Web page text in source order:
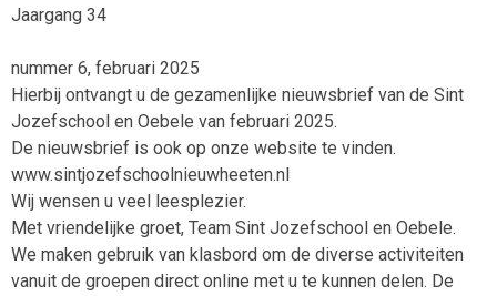
Jaargang 34
nummer 6, februari 2025
Hierbij ontvangt u de gezamenlijke nieuwsbrief van de Sint
Jozefschool en Oebele van februari 2025.
De nieuwsbrief is ook op onze website te vinden.
www.sintjozefschoolnieuwheeten.nl
Wij wensen u veel leesplezier.
Met vriendelijke groet, Team Sint Jozefschool en Oebele.
We maken gebruik van klasbord om de diverse activiteiten
vanuit de groepen direct online met u te kunnen delen. De